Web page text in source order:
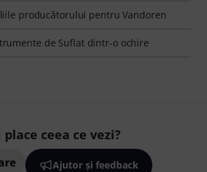
producătorului pentru Vandoren
de Suflat dintr-o ochire
ceea ce vezi?
Ajutor și feedback